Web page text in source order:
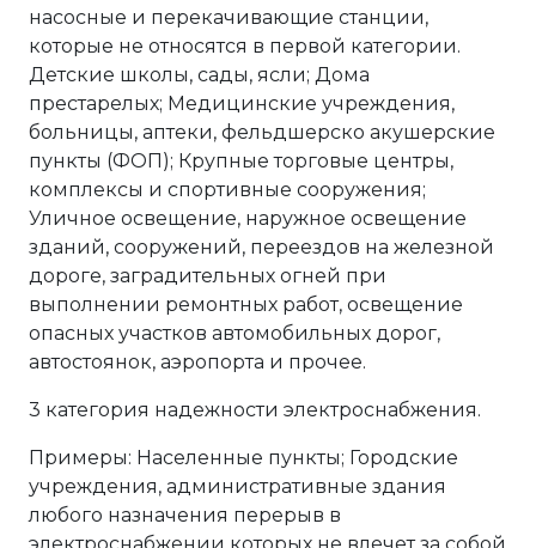
насосные и перекачивающие станции,
которые не относятся в первой категории.
Детские школы, сады, ясли; Дома
престарелых; Медицинские учреждения,
больницы, аптеки, фельдшерско акушерские
пункты (ФОП); Крупные торговые центры,
комплексы и спортивные сооружения;
Уличное освещение, наружное освещение
зданий, сооружений, переездов на железной
дороге, заградительных огней при
выполнении ремонтных работ, освещение
опасных участков автомобильных дорог,
автостоянок, аэропорта и прочее.
3 категория надежности электроснабжения.
Примеры: Населенные пункты; Городские
учреждения, административные здания
любого назначения перерыв в